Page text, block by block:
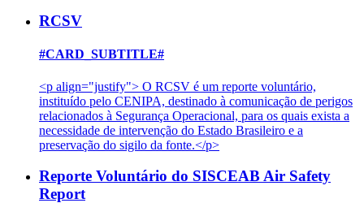
RCSV
#CARD_SUBTITLE#
<p align="justify"> O RCSV é um reporte voluntário,
instituído pelo CENIPA, destinado à comunicação de perigos
relacionados à Segurança Operacional, para os quais exista a
necessidade de intervenção do Estado Brasileiro e a
preservação do sigilo da fonte.</p>
Reporte Voluntário do SISCEAB Air Safety
Report